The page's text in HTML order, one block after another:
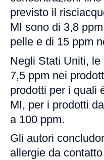
previsto il
MI sono di 3,8
pelle e di 15 ppm
Negli Stati Uniti,
7,5 ppm nei
prodotti per i quali
MI, per i prodotti
a 100 ppm.
Gli autori
allergie da